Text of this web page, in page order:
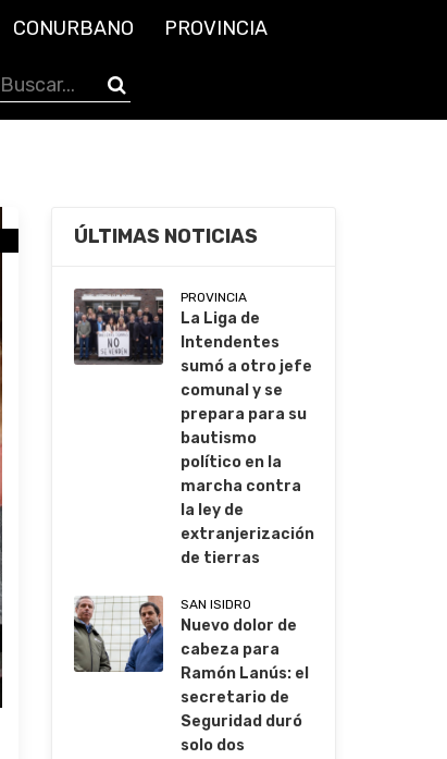
CONURBANO PROVINCIA
ÚLTIMAS NOTICIAS
PROVINCIA
La Liga de
Intendentes
sumó a otro jefe
comunal y se
prepara para su
bautismo
político en la
marcha contra
la ley de
extranjerización
de tierras
SAN ISIDRO
Nuevo dolor de
cabeza para
Ramón Lanús: el
secretario de
Seguridad duró
solo dos